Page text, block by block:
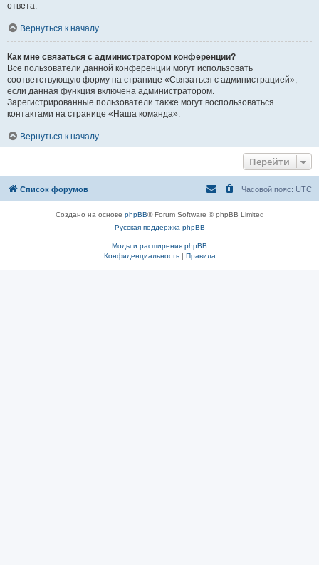
ответа.
Вернуться к началу
Как мне связаться с администратором конференции?
Все пользователи данной конференции могут использовать
соответствующую форму на странице «Связаться с администрацией»,
если данная функция включена администратором.
Зарегистрированные пользователи также могут воспользоваться
контактами на странице «Наша команда».
Вернуться к началу
Перейти
Список форумов Часовой пояс: UTC
Создано на основе phpBB® Forum Software © phpBB Limited
Русская поддержка phpBB
Моды и расширения phpBB
Конфиденциальность| Правила